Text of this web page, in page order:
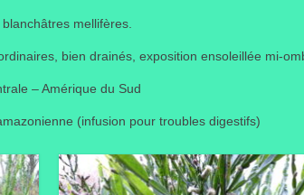
mellifères.
bien drainés, exposition ensoleillée mi-
– Amérique du Sud
(infusion pour troubles digestifs)